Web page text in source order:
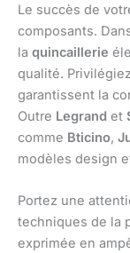
Le succès de
composants.
la quincaillerie
qualité.
garantissent la
Outre Legrand et
comme Bticino,
modèles design
Portez une
techniques de la
exprimée en